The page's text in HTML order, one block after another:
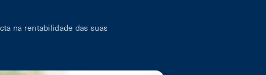
na rentabilidade das suas